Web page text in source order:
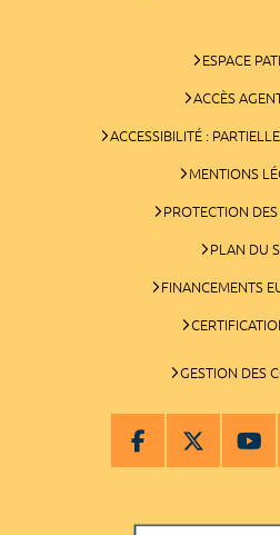
ESPACE
ACCÈS
ACCESSIBILITÉ :
MENTIONS
PROTECTION
PLAN DU
FINANCEMENTS
GESTION DES